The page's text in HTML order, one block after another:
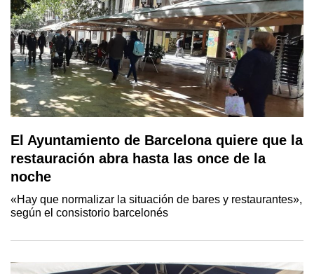
El Ayuntamiento de Barcelona quiere que la
restauración abra hasta las once de la
noche
«Hay que normalizar la situación de bares y restaurantes»,
según el consistorio barcelonés